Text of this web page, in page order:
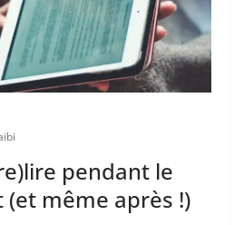
pendant le
même après !)